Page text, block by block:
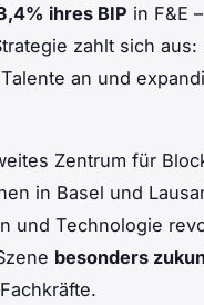
ihres BIP in F&E
zahlt sich aus:
an und
Zentrum für
in Basel und
und Technologie
besonders